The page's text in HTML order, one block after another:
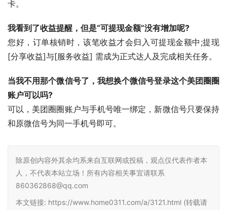
卡。
我看到了收益提醒，但是“可提现金额”没有增加呢?
您好，订单核销时，该笔收益才会归入可提现金额中;提现
[分享收益]与[服务收益] 需成为正式达人及完成相关任务。
当我不用那个微信号了，我想换个微信号登录这个美团圈圈
账户可以吗?
可以，美团圈圈账户与手机号唯一绑定，新微信号只要保持
和原微信号为同一手机号即可。
除原创内容外其余均系来自互联网或投稿，观点仅代表作者本
人，不代表本站立场！所有内容相关事宜请联系
860362868@qq.com
本文链接: https://www.home0311.com/a/3121.html (转载请